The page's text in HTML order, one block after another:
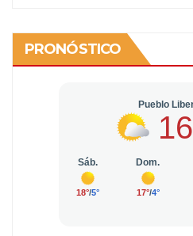
PRONÓSTICO